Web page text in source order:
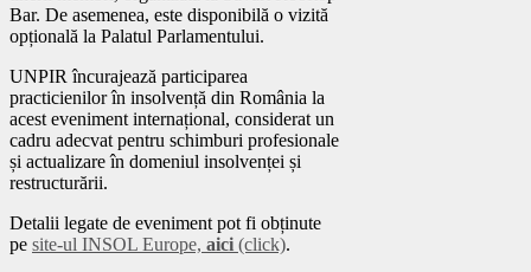
Bar. De asemenea, este disponibilă o vizită
opțională la Palatul Parlamentului.
UNPIR încurajează participarea
practicienilor în insolvență din România la
acest eveniment internațional, considerat un
cadru adecvat pentru schimburi profesionale
și actualizare în domeniul insolvenței și
restructurării.
Detalii legate de eveniment pot fi obținute
pe site-ul INSOL Europe, aici (click).